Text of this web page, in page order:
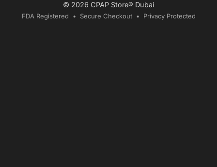
© 2026 CPAP Store® Dubai
FDA Registered • Secure Checkout • Privacy Protected